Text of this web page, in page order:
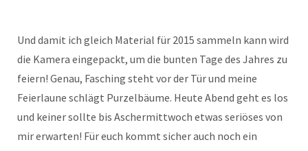
Und damit ich gleich Material für 2015 sammeln kann wird
die Kamera eingepackt, um die bunten Tage des Jahres zu
feiern! Genau, Fasching steht vor der Tür und meine
Feierlaune schlägt Purzelbäume. Heute Abend geht es los
und keiner sollte bis Aschermittwoch etwas seriöses von
mir erwarten! Für euch kommt sicher auch noch ein